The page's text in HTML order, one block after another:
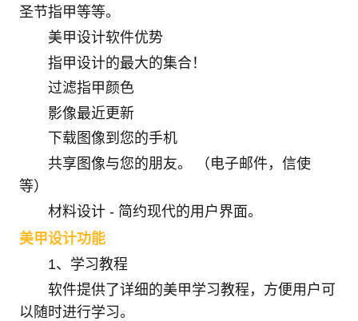
圣节指甲等等。
美甲设计软件优势
指甲设计的最大的集合！
过滤指甲颜色
影像最近更新
下载图像到您的手机
共享图像与您的朋友。 （电子邮件，信使
等）
材料设计 - 简约现代的用户界面。
美甲设计功能
1、学习教程
软件提供了详细的美甲学习教程，方便用户可
以随时进行学习。